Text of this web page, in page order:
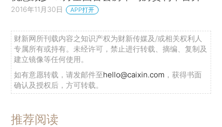
2016年11月30日 APP打开
财新网所刊载内容之知识产权为财新传媒及/或相关权利人
专属所有或持有。未经许可，禁止进行转载、摘编、复制及
建立镜像等任何使用。
如有意愿转载，请发邮件至hello@caixin.com ，获得书面
确认及授权后，方可转载。
推荐阅读